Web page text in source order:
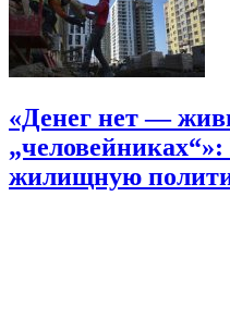
«Денег нет —
жилищную